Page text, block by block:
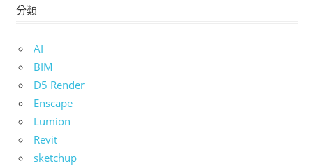
分類
AI
BIM
D5 Render
Enscape
Lumion
Revit
sketchup